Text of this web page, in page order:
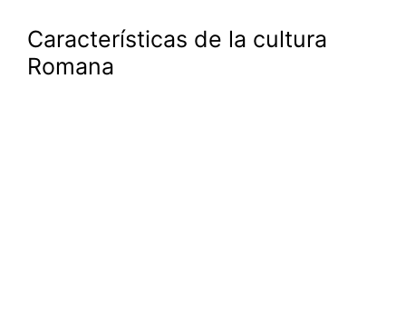
Características de la cultura
Romana